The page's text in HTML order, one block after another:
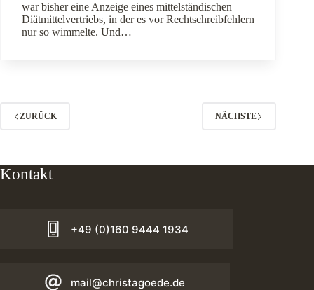
war bisher eine Anzeige eines mittelständischen
Diätmittelvertriebs, in der es vor Rechtschreibfehlern
nur so wimmelte. Und…
ZURÜCK NÄCHSTE
Kontakt
+49 (0)160 9444 1934
mail@christagoede.de